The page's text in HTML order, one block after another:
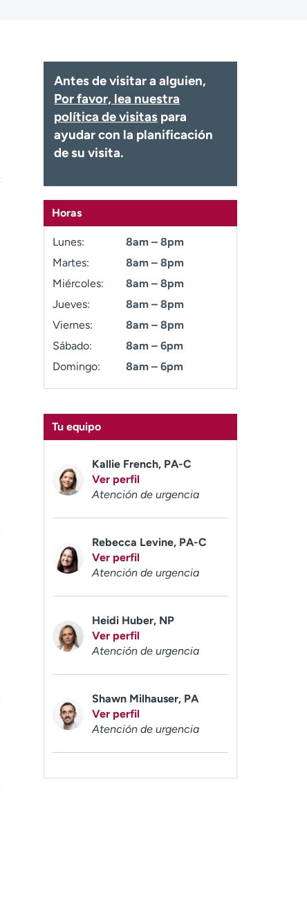
Antes de visitar a alguien,
Por favor, lea nuestra
política de visitas para
ayudar con la planificación
de su visita.
Horas
Lunes:
8am – 8pm
Martes:
8am – 8pm
Miércoles:
8am – 8pm
Jueves:
8am – 8pm
Viernes:
8am – 8pm
Sábado:
8am – 6pm
Domingo:
8am – 6pm
Tu equipo
Kallie French, PA-C
Ver perfil
Atención de urgencia
Rebecca Levine, PA-C
Ver perfil
Atención de urgencia
Heidi Huber, NP
Ver perfil
Atención de urgencia
Shawn Milhauser, PA
Ver perfil
Atención de urgencia